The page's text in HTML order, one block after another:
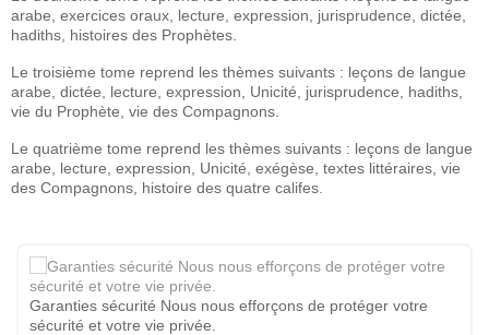
arabe, exercices oraux, lecture, expression, jurisprudence, dictée,
hadiths, histoires des Prophètes.
Le troisième tome reprend les thèmes suivants : leçons de langue
arabe, dictée, lecture, expression, Unicité, jurisprudence, hadiths,
vie du Prophète, vie des Compagnons.
Le quatrième tome reprend les thèmes suivants : leçons de langue
arabe, lecture, expression, Unicité, exégèse, textes littéraires, vie
des Compagnons, histoire des quatre califes.
Garanties sécurité Nous nous efforçons de protéger votre
sécurité et votre vie privée.